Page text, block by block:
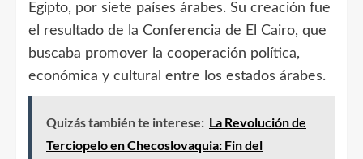
Egipto, por siete países árabes. Su creación fue
el resultado de la Conferencia de El Cairo, que
buscaba promover la cooperación política,
económica y cultural entre los estados árabes.
Quizás también te interese: La Revolución de
Terciopelo en Checoslovaquia: Fin del